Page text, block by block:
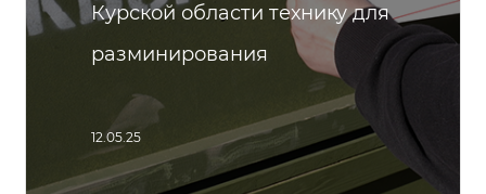
Курской области технику для
разминирования
12.05.25